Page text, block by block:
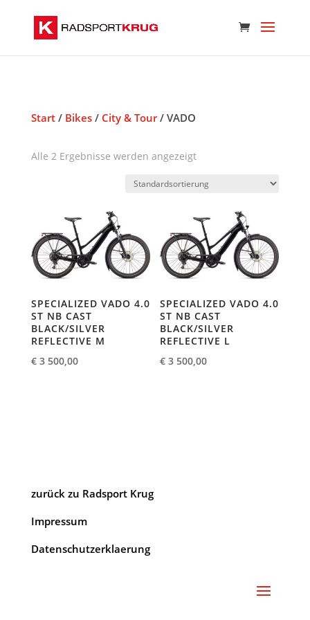
Start/ Bikes/ City & Tour/ VADO
Alle 2 Ergebnisse werden angezeigt
SPECIALIZED VADO 4.0
ST NB CAST
BLACK/SILVER
REFLECTIVE M
€3 500,00
SPECIALIZED VADO 4.0
ST NB CAST
BLACK/SILVER
REFLECTIVE L
€ 3 500,00
zurück zu Radsport Krug
Impressum
Datenschutzerklaerung